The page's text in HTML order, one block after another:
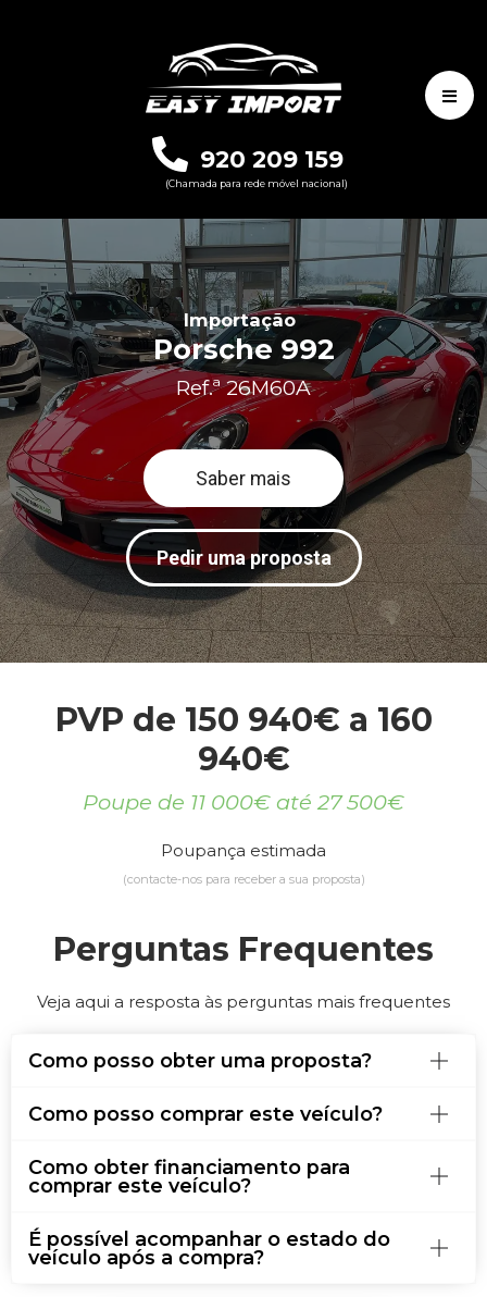
920 209 159
(Chamada para rede móvel nacional)
Importação
Porsche 992
Ref.ª 26M60A
Saber mais
Pedir uma proposta
PVP de 150 940€ a 160
940€
Poupe de 11 000€ até 27 500€
Poupança estimada
(contacte-nos para receber a sua proposta)
Perguntas Frequentes
Veja aqui a resposta às perguntas mais frequentes
Como posso obter uma proposta?
Como posso comprar este veículo?
Como obter financiamento para
comprar este veículo?
É possível acompanhar o estado do
veículo após a compra?